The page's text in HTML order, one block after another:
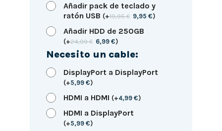
Añadir pack de teclado y
ratón USB (+19,95€ 9,95€)
Añadir HDD de 250GB
(+24,99€ 6,99€)
Necesito un cable:
DisplayPort a DisplayPort
(+5,99 €)
HDMI a HDMI (+4,99 €)
HDMI a DisplayPort
(+5,99 €)